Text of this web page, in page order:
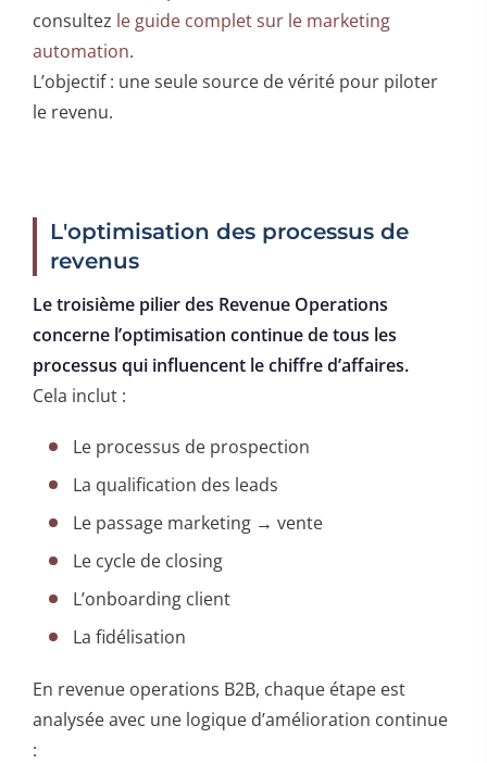
consultez le guide complet sur le marketing
automation.
L’objectif : une seule source de vérité pour piloter
le revenu.
L'optimisation des processus de
revenus
Le troisième pilier des Revenue Operations
concerne l’optimisation continue de tous les
processus qui influencent le chiffre d’affaires.
Cela inclut :
Le processus de prospection
La qualification des leads
Le passage marketing → vente
Le cycle de closing
L’onboarding client
La fidélisation
En revenue operations B2B, chaque étape est
analysée avec une logique d’amélioration continue
: